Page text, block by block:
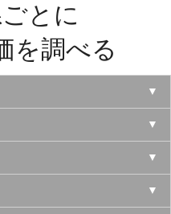
とに
を調べる